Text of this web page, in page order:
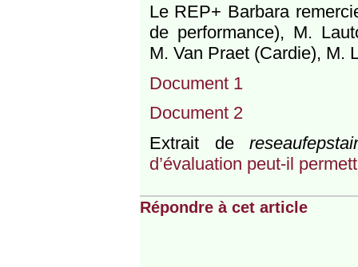
Le REP+ Barbara
de performance), M.
M. Van Praet (Cardie), M.
Document 1
Document 2
Extrait de
d’évaluation peut-il
Répondre à cet article